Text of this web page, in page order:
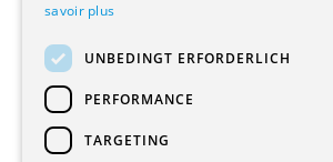
Medizinische Einrichtungen
Kultur - Sport - Freizeit
Industrie - Handwerk
Transport und Parkplätze
Diverse Bauten
savoir plus
UNBEDINGT ERFORDERLICH
PERFORMANCE
TARGETING